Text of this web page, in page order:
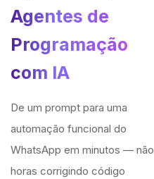
Agentes de
Programação
com IA
De um prompt para uma
automação funcional do
WhatsApp em minutos — não
horas corrigindo código